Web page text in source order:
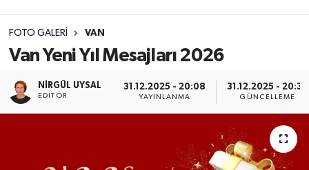
FOTO GALERI VAN
Van Yeni Yıl Mesajları 2026
NIRGÜL UYSAL
EDİTÖR
31.12.2025 - 20:08
YAYINLANMA
31.12.2025 - 20:32
GÜNCELLEME
Gündem
Puan Durumu ve Fikstür